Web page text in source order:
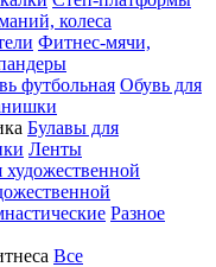
колеса
Фитнес-мячи,
футбольная Обувь для
Булавы для
Ленты
Разное
Все